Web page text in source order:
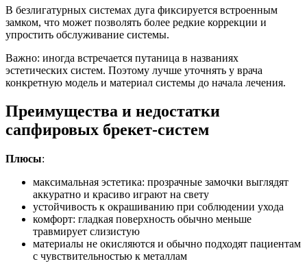
В безлигатурных системах дуга фиксируется встроенным
замком, что может позволять более редкие коррекции и
упростить обслуживание системы.
Важно: иногда встречается путаница в названиях
эстетических систем. Поэтому лучше уточнять у врача
конкретную модель и материал системы до начала лечения.
Преимущества и недостатки
сапфировых брекет-систем
Плюсы:
максимальная эстетика: прозрачные замочки выглядят
аккуратно и красиво играют на свету
устойчивость к окрашиванию при соблюдении ухода
комфорт: гладкая поверхность обычно меньше
травмирует слизистую
материалы не окисляются и обычно подходят пациентам
с чувствительностью к металлам